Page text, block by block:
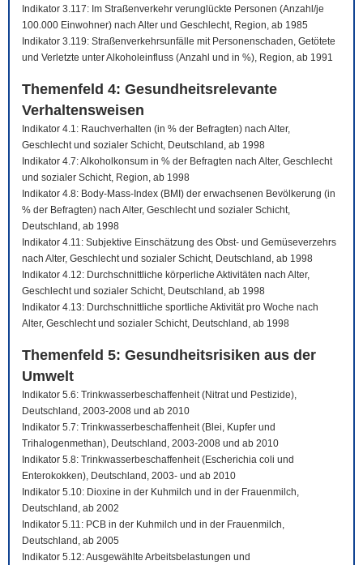
Indikator 3.117: Im Straßenverkehr verunglückte Personen (Anzahl/je
100.000 Einwohner) nach Alter und Geschlecht, Region, ab 1985
Indikator 3.119: Straßenverkehrsunfälle mit Personenschaden, Getötete
und Verletzte unter Alkoholeinfluss (Anzahl und in %), Region, ab 1991
Themenfeld 4: Gesundheitsrelevante
Verhaltensweisen
Indikator 4.1: Rauchverhalten (in % der Befragten) nach Alter,
Geschlecht und sozialer Schicht, Deutschland, ab 1998
Indikator 4.7: Alkoholkonsum in % der Befragten nach Alter, Geschlecht
und sozialer Schicht, Region, ab 1998
Indikator 4.8: Body-Mass-Index (BMI) der erwachsenen Bevölkerung (in
% der Befragten) nach Alter, Geschlecht und sozialer Schicht,
Deutschland, ab 1998
Indikator 4.11: Subjektive Einschätzung des Obst- und Gemüseverzehrs
nach Alter, Geschlecht und sozialer Schicht, Deutschland, ab 1998
Indikator 4.12: Durchschnittliche körperliche Aktivitäten nach Alter,
Geschlecht und sozialer Schicht, Deutschland, ab 1998
Indikator 4.13: Durchschnittliche sportliche Aktivität pro Woche nach
Alter, Geschlecht und sozialer Schicht, Deutschland, ab 1998
Themenfeld 5: Gesundheitsrisiken aus der
Umwelt
Indikator 5.6: Trinkwasserbeschaffenheit (Nitrat und Pestizide),
Deutschland, 2003-2008 und ab 2010
Indikator 5.7: Trinkwasserbeschaffenheit (Blei, Kupfer und
Trihalogenmethan), Deutschland, 2003-2008 und ab 2010
Indikator 5.8: Trinkwasserbeschaffenheit (Escherichia coli und
Enterokokken), Deutschland, 2003- und ab 2010
Indikator 5.10: Dioxine in der Kuhmilch und in der Frauenmilch,
Deutschland, ab 2002
Indikator 5.11: PCB in der Kuhmilch und in der Frauenmilch,
Deutschland, ab 2005
Indikator 5.12: Ausgewählte Arbeitsbelastungen und